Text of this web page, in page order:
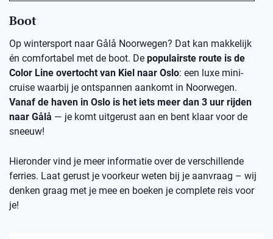
Boot
Op wintersport naar Gålå Noorwegen? Dat kan makkelijk
én comfortabel met de boot. De populairste route is de
Color Line overtocht van Kiel naar Oslo: een luxe mini-
cruise waarbij je ontspannen aankomt in Noorwegen.
Vanaf de haven in Oslo is het iets meer dan 3 uur rijden
naar Gålå — je komt uitgerust aan en bent klaar voor de
sneeuw!
Hieronder vind je meer informatie over de verschillende
ferries. Laat gerust je voorkeur weten bij je aanvraag – wij
denken graag met je mee en boeken je complete reis voor
je!